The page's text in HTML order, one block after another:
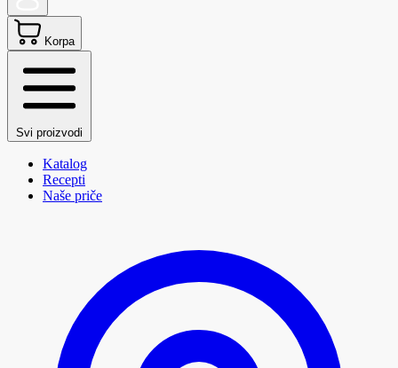
Korpa
Svi proizvodi
Katalog
Recepti
Naše priče